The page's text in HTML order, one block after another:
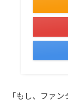
「もし、ファ